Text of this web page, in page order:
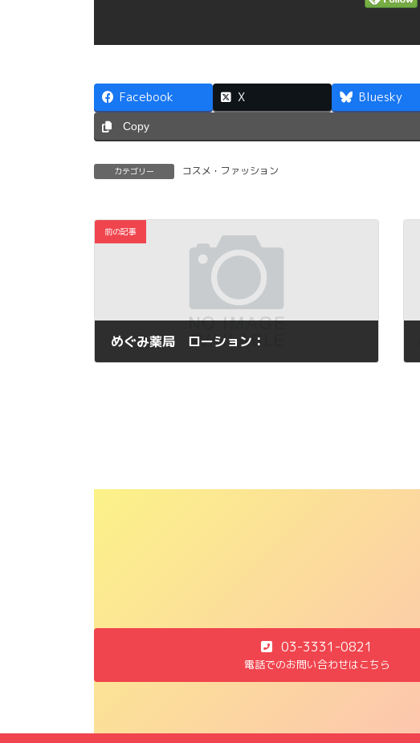
Facebook X Bluesky
Copy
カテゴリー コスメ・ファッション
前の記事
めぐみ薬局 ローション：
03-3331-0821
電話でのお問い合わせはこちら